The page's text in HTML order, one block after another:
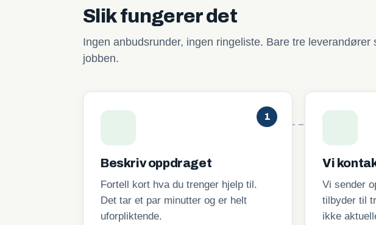
Slik fungerer det
Ingen anbudsrunder, ingen ringeliste. Bare tre leverandører
jobben.
1
Beskriv oppdraget
Fortell kort hva du trenger hjelp til.
Det tar et par minutter og er helt
uforpliktende.
Vi
Vi sender
tilbyder til
ikke